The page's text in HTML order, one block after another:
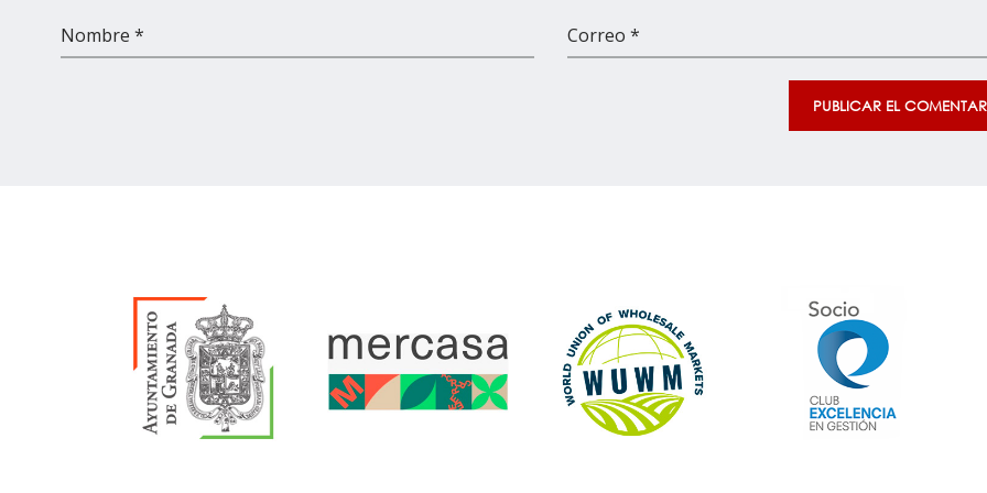
Nombre * Correo *
PUBLICAR EL